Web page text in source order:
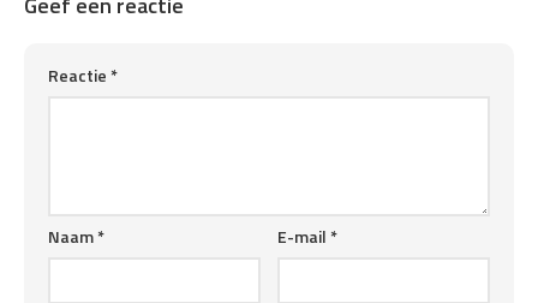
Reactie *
Naam* E-mail *